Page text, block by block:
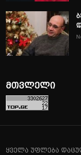
მთვლელი
ყველა უფლება